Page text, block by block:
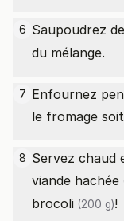
6 Saupoudrez de
du mélange.
7 Enfournez
le fromage
8 Servez chaud
viande hachée
brocoli (200 g)!